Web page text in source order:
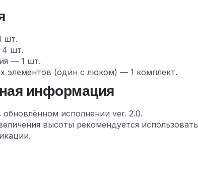
шт.
4 шт.
— 1 шт.
элементов (один с люком) — 1 комплект.
информация
исполнении ver. 2.0.
высоты рекомендуется использовать